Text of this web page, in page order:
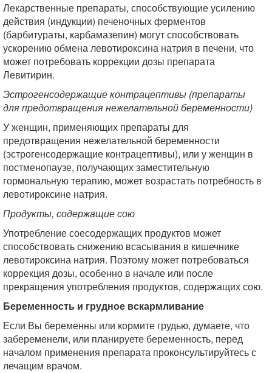
Лекарственные препараты, способствующие усилению
действия (индукции) печеночных ферментов
(барбитураты, карбамазепин) могут способствовать
ускорению обмена левотироксина натрия в печени, что
может потребовать коррекции дозы препарата
Левитирин.
Эстрогенсодержащие контрацептивы (препараты
для предотвращения нежелательной беременности)
У женщин, применяющих препараты для
предотвращения нежелательной беременности
(эстрогенсодержащие контрацептивы), или у женщин в
постменопаузе, получающих заместительную
гормональную терапию, может возрастать потребность в
левотироксине натрия.
Продукты, содержащие сою
Употребление соесодержащих продуктов может
способствовать снижению всасывания в кишечнике
левотироксина натрия. Поэтому может потребоваться
коррекция дозы, особенно в начале или после
прекращения употребления продуктов, содержащих сою.
Беременность и грудное вскармливание
Если Вы беременны или кормите грудью, думаете, что
забеременели, или планируете беременность, перед
началом применения препарата проконсультируйтесь с
лечащим врачом.